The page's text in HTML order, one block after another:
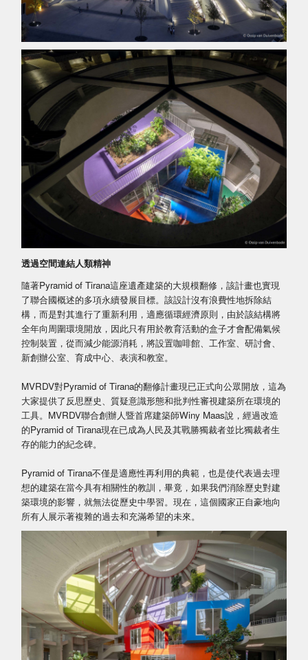
透過空間連結人類精神
隨著Pyramid of Tirana這座遺產建築的大規模翻修，該計畫也實現
了聯合國概述的多項永續發展目標。該設計沒有浪費性地拆除結
構，而是對其進行了重新利用，適應循環經濟原則，由於該結構將
全年向周圍環境開放，因此只有用於教育活動的盒子才會配備氣候
控制裝置，從而減少能源消耗，將設置咖啡館、工作室、研討會、
新創辦公室、育成中心、表演和教室。
MVRDV對Pyramid of Tirana的翻修計畫現已正式向公眾開放，這為
大家提供了反思歷史、質疑意識形態和批判性審視建築所在環境的
工具。MVRDV聯合創辦人暨首席建築師Winy Maas說，經過改造
的Pyramid of Tirana現在已成為人民及其戰勝獨裁者並比獨裁者生
存的能力的紀念碑。
Pyramid of Tirana不僅是適應性再利用的典範，也是使代表過去理
想的建築在當今具有相關性的教訓，畢竟，如果我們消除歷史對建
築環境的影響，就無法從歷史中學習。現在，這個國家正自豪地向
所有人展示著複雜的過去和充滿希望的未來。